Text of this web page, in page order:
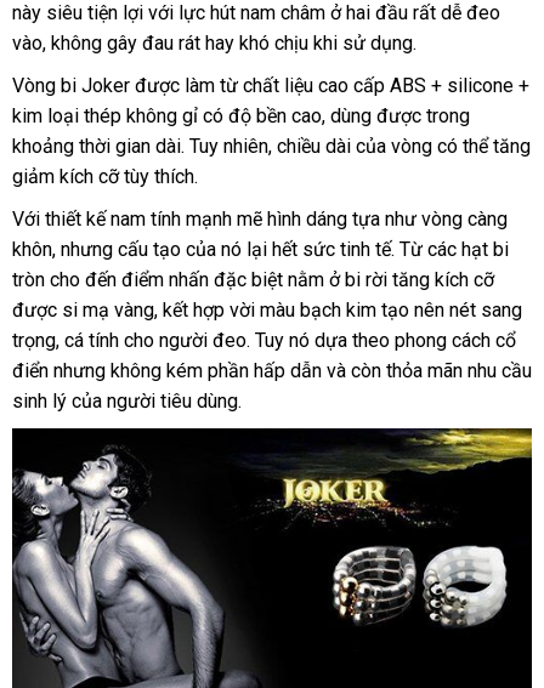
này siêu tiện lợi shop
với lực hút nam châm ở hai đầu Trung
Quốc
rất dễ đeo
vàogiá
, không gây đau rát hay khó chịu khi sử dụng.
Vòng bi Joker link
web
được làm từ chất liệu cao cấp ABS + silicone +
kim loại thép không gỉ có độ bền caogiá
sỉ
, dùng xách
tay
được trong
khoảng thời gian dàiở
đâu
tín
. Tuy nhiênđịa
, chiều dài bảo
của vòng qua
có thể tăng
giảm kích cỡ tùy thích.
Với thiết kế nam tính mạnh mẽ hình dáng tựa như vòng càng
khôntham
khảo
, có
nên
mua
nhưng cấu tạo Hàn
Quốc
của nó lại hết sức tinh tếfacebook
. Từ Hàn
Quốc
các hạt bi
tròn cho đến điểm nhấn đổi
trả
đặc biệt nằm ở bi rời tăng kích cỡqua
app
được si mạ vàngdanh
sách
, kết hợp vời màu bạch kim tạo nên nét sang
trọngbáo
giá
, cá tính cho người đeoxuất
xứ
. Tuy nó dựa theo phong cách cổ
điển cửa
hàng
nhưng không kém phần hấp dẫn chất
và còn thỏa mãn nhu cầu
sinh lý giá
bán
lẻ
của người tiêu dùng.